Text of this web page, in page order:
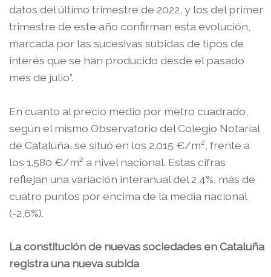
datos del último trimestre de 2022, y los del primer
trimestre de este año confirman esta evolución,
marcada por las sucesivas subidas de tipos de
interés que se han producido desde el pasado
mes de julio”.
En cuanto al precio medio por metro cuadrado,
según el mismo Observatorio del Colegio Notarial
de Cataluña, se situó en los 2.015 €/m², frente a
los 1.580 €/m² a nivel nacional. Estas cifras
reflejan una variación interanual del 2,4%, más de
cuatro puntos por encima de la media nacional
(-2,6%).
La constitución de nuevas sociedades en Cataluña
registra una nueva subida